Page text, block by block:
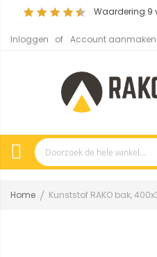
Waardering 9
Inloggen Account aanmaken
Home Kunststof RAKO bak,